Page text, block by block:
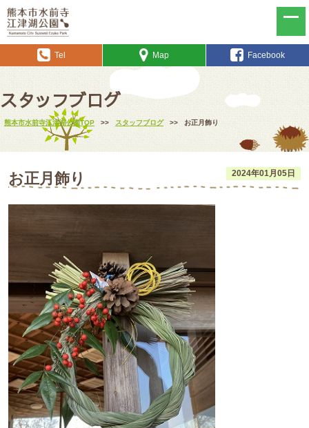
Tel Map Facebook
スタッフブログ
熊本市水前寺江津湖公園TOP >> スタッフブログ >> お正月飾り
2024年01月05日
お正月飾り